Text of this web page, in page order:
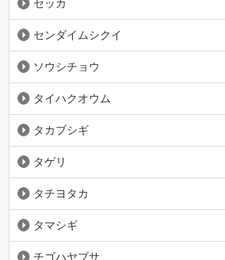
セッカ
センダイムシクイ
ソウシチョウ
タイハクオウム
タカブシギ
タゲリ
タチヨタカ
タマシギ
チゴハヤブサ